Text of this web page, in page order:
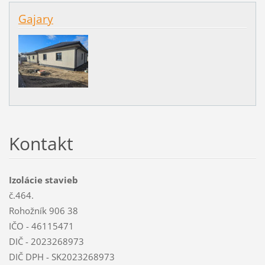
Gajary
Kontakt
Izolácie stavieb
č.464.
Rohožník 906 38
IČO - 46115471
DIČ - 2023268973
DIČ DPH - SK2023268973